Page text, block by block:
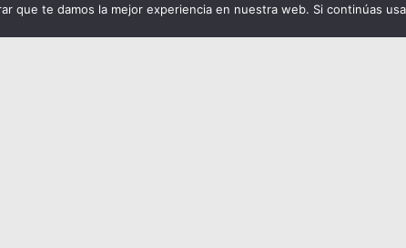
que te damos la mejor experiencia en nuestra web. Si continúas